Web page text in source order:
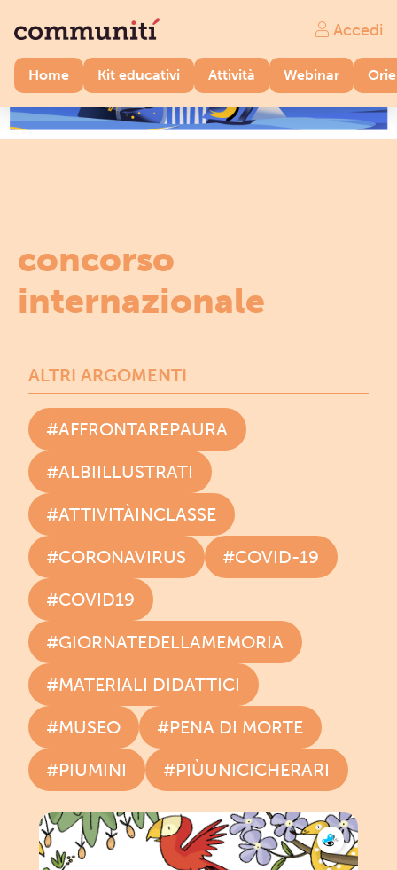
Home Kit educativi Attività Webinar
Accedi
concorso
internazionale
ALTRI ARGOMENTI
#AFFRONTAREPAURA
#ALBIILLUSTRATI
#ATTIVITÀINCLASSE
#CORONAVIRUS
#COVID-19
#COVID19
#GIORNATEDELLAMEMORIA
#MATERIALI DIDATTICI
#MUSEO
#PENA DI MORTE
#PIUMINI
#PIÙUNICICHERARI